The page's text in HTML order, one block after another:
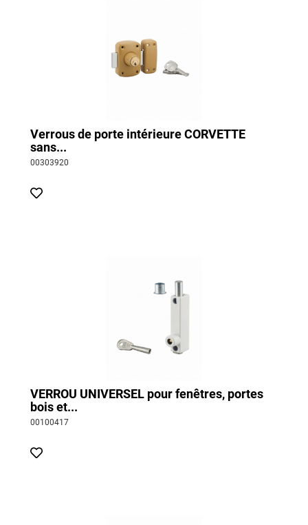
Verrous de porte intérieure CORVETTE
sans...
00303920
VERROU UNIVERSEL pour fenêtres, portes
bois et...
00100417